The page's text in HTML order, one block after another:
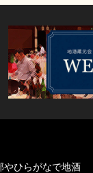
やひらがなで地酒